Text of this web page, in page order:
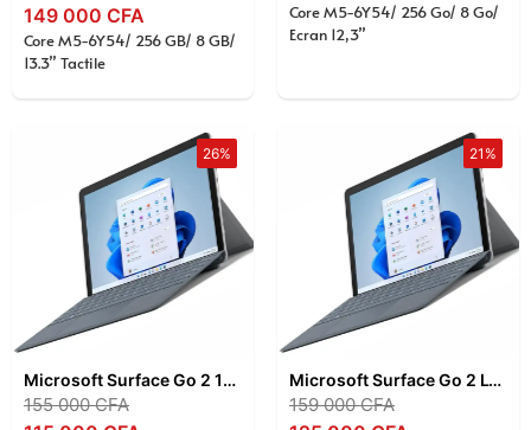
149 000 CFA
Core M5-6Y54/ 256 GB/ 8 GB/
13.3” Tactile
Core M5-6Y54/ 256 Go/ 8 Go/
Ecran 12,3”
26%
Microsoft Surface Go 2 10,5″ – Intel Core m3-8100Y , 8 Go RAM , SSD 128 Go , Écran Tactile PixelSense , Tablette 2-en-1 , Windows 11 Pro
155 000CFA
21%
Microsoft Surface Go 2 LTE 10,5″ – Intel Core m3-8100Y , 8 Go RAM , SSD 128 Go , Écran Tactile PixelSense , 4G LTE , Windows 11 Pro
159 000CFA